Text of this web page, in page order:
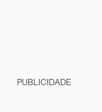
PUBLICIDADE